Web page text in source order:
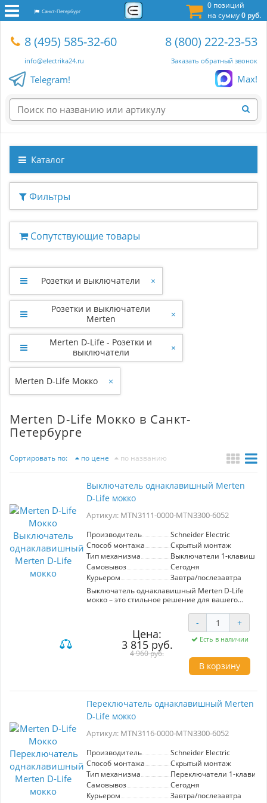
0 позиций
на сумму0 руб.
Санкт-Петербург
8 (495) 585-32-60
info@electrika24.ru
8 (800) 222-23-53
Заказать обратный звонок
Telegram! Max!
Каталог
Фильтры
Сопутствующие товары
Розетки и выключатели ×
Розетки и выключатели
Merten
×
Merten D-Life - Розетки и
выключатели
×
Merten D-Life Мокко ×
Merten D-Life Мокко в Санкт-
Петербурге
Сортировать по: по цене по названию
Выключатель однаклавишный Merten
D-Life мокко
Артикул: MTN3111-0000-MTN3300-6052
Производитель
Schneider Electric
Способ монтажа
Скрытый монтаж
Тип механизма
Выключатели 1-
Самовывоз
Сегодня
Курьером
Завтра/послезавтра
Выключатель однаклавишный Merten D-Life
мокко – это стильное решение для вашего
производителем Schneider Electric. Артикул
MTN3111-0000-MTN3300-6052 гарантирует
высокое качество и надежность, присущие
всем продуктам этой марки. Выключатель
выполнен в изящном цвете мокко, что
позволяет ему легко вписаться в любой
интерьер, добавляя нотку элегантности и
Тип механизма – 1-клавишный, обеспечивает
простоту и удобство эксплуатации.
Использование декоративной оболочки и
только аккуратно вписать выключатель в
долговечность. Установив этот выключатель
D-Life, вы получите не просто элемент
управления освещением, но и современный
дизайн, который подчеркнёт
индивидуальность вашего пространства.
Премиальное качество, стильный цвет и
Цена:
3 815 руб.
4 960 руб.
- +
Есть в наличии
В корзину
Переключатель однаклавишный Merten
D-Life мокко
Артикул: MTN3116-0000-MTN3300-6052
Производитель
Schneider Electric
Способ монтажа
Скрытый монтаж
Тип механизма
Переключатели 1-
Самовывоз
Сегодня
Курьером
Завтра/послезавтра